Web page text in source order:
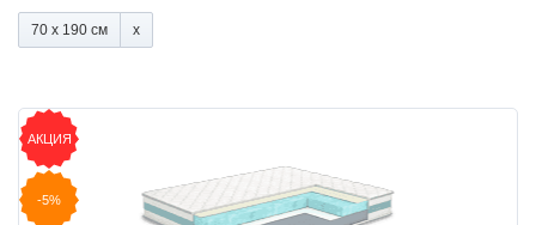
70 x 190 см
АКЦИЯ
-5%